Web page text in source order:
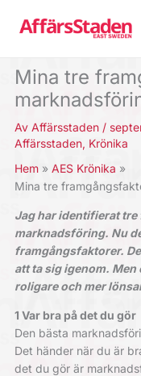
Mina tre
Av Affärsstaden /
Affärsstaden, Krönika
Hem
AES Krönika
Mina tre
Jag har identifierat
marknadsföring. Nu
framgångsfaktorer.
att ta sig igenom.
roligare och mer
1 Var bra på det du gör
Den bästa
Det händer när du är
det du gör är